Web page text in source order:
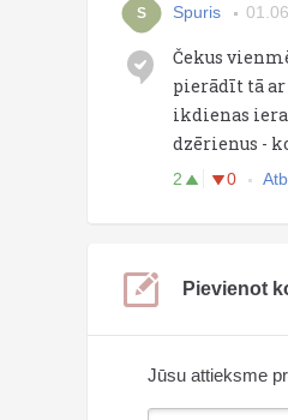
S Spuris
Čekus
pierādīt tā ar
ikdienas
dzērienus -
2 0
Pievienot
Jūsu attieksme